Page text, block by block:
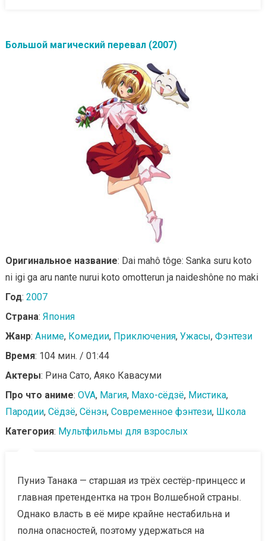
Большой магический перевал (2007)
Оригинальное название: Dai mahô tôge: Sanka suru koto
ni igi ga aru nante nurui koto omotterun ja naideshône no maki
Год: 2007
Страна: Япония
Жанр: Аниме, Комедии, Приключения, Ужасы, Фэнтези
Время: 104 мин. / 01:44
Актеры: Рина Сато, Аяко Кавасуми
Про что аниме: OVA, Магия, Махо-сёдзё, Мистика,
Пародии, Сёдзё, Сёнэн, Современное фэнтези, Школа
Категория: Мультфильмы для взрослых
Пуниэ Танака — старшая из трёх сестёр-принцесс и
главная претендентка на трон Волшебной страны.
Однако власть в её мире крайне нестабильна и
полна опасностей, поэтому удержаться на